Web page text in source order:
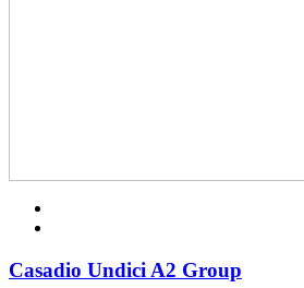
Casadio Undici A2 Group